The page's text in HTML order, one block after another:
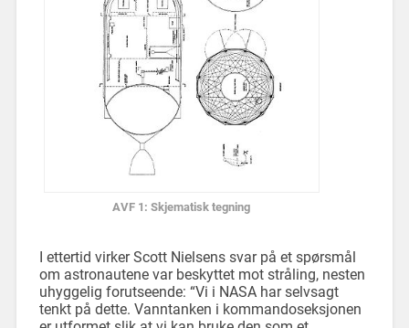
AVF 1: Skjematisk tegning
I ettertid virker Scott Nielsens svar på et spørsmål
om astronautene var beskyttet mot stråling, nesten
uhyggelig forutseende: “Vi i NASA har selvsagt
tenkt på dette. Vanntanken i kommandoseksjonen